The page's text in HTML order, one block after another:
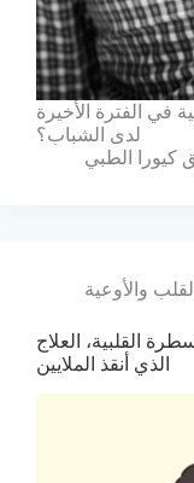
في الفترة الأخيرة
لدى الشباب؟
كيورا الطبي
القلب والأوعية
القلبية، العلاج
الذي أنقذ الملايين